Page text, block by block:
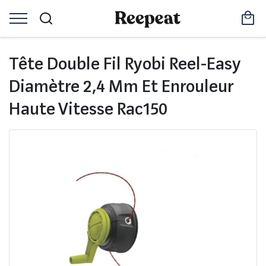
Tête Double Fil Ryobi Reel-Easy
Diamètre 2,4 Mm Et Enrouleur
Haute Vitesse Rac150